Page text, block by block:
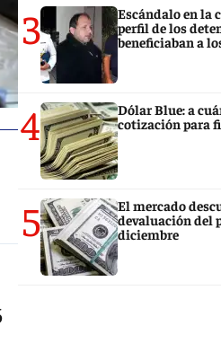
3
Escándalo en la
perfil de los
beneficiaban a
4
Dólar Blue: a
cotización para
5
El mercado
devaluación del
diciembre